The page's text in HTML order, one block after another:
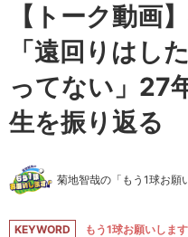
【トーク動
「遠回りはし
ってない」27
生を振り返る
菊地智哉の「もう1球お願
KEYWORD もう1球お願いしま